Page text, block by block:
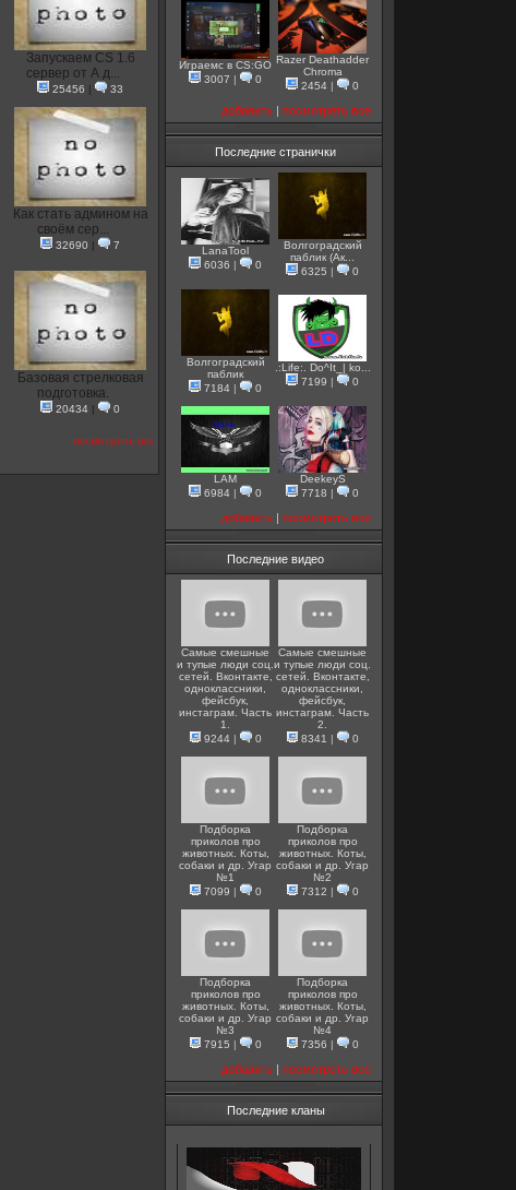
Запускаем CS 1.6
сервер от А д...
25456 | 33
Как стать админом на
своём сер...
32690 | 7
Базовая стрелковая
подготовка.
20434 | 0
посмотреть все
Играемс в CS:GO
3007 | 0
Razer Deathadder
Chroma
2454 | 0
добавить | посмотреть все
Последние странички
LanaTool
6036 | 0
Волгоградский
паблик (Ак...
6325 | 0
Волгоградский
паблик
7184 | 0
.:Life:. Do^It_| ko...
7199 | 0
LAM
6984 | 0
DeekeyS
7718 | 0
добавить | посмотреть все
Последние видео
Самые смешные
и тупые люди соц.
сетей. Вконтакте,
одноклассники,
фейсбук,
инстаграм. Часть
1.
9244| 0
Самые смешные
и тупые люди соц.
сетей. Вконтакте,
одноклассники,
фейсбук,
инстаграм. Часть
2.
8341 | 0
Подборка
приколов про
животных. Коты,
собаки и др. Угар
№1
7099 | 0
Подборка
приколов про
животных. Коты,
собаки и др. Угар
№2
7312 | 0
Подборка
приколов про
животных. Коты,
собаки и др. Угар
№3
7915 | 0
Подборка
приколов про
животных. Коты,
собаки и др. Угар
№4
7356 | 0
добавить | посмотреть все
Последние кланы